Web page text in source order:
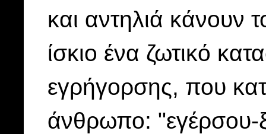
και αντηλιά κάνουν
ίσκιο ένα ζωτικό
εγρήγορσης, που
άνθρωπο: "εγέρσου-